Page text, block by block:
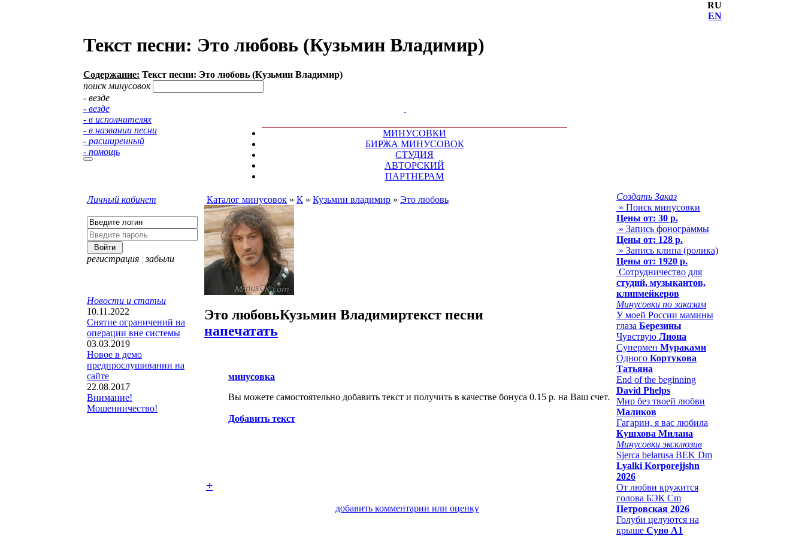
RU
EN
Текст песни: Это любовь (Кузьмин Владимир)
Содержание: Текст песни: Это любовь (Кузьмин Владимир)
поиск минусовок
- везде
- везде
- в исполнителях
- в названии песни
- расширенный
- помощь
МИНУСОВКИ
БИРЖА МИНУСОВОК
СТУДИЯ
АВТОРСКИЙ
ПАРТНЕРАМ
Личный кабинет
регистрация ¦ забыли
Новости и статьи
10.11.2022
Снятие ограничений на
операции вне системы
03.03.2019
Новое в демо
предпрослушивании на
сайте
22.08.2017
Внимание!
Мошенничество!
Каталог минусовок » К » Кузьмин владимир » Это любовь
Это любовьКузьмин Владимиртекст песни
напечатать
минусовка
Вы можете самостоятельно добавить текст и получить в качестве бонуса 0.15 р. на Ваш счет.
Добавить текст
+
добавить комментарии или оценку
Создать Заказ
» Поиск минусовки
Цены от: 30 р.
» Запись фонограммы
Цены от: 128 р.
» Запись клипа (ролика)
Цены от: 1920 р.
Сотрудничество для
студий, музыкантов,
клипмейкеров
Минусовки по заказам
У моей России мамины
глаза Березины
Чувствую Лиона
Супермен Мураками
Одного Кортукова
Татьяна
End of the beginning
David Phelps
Мир без твоей любви
Маликов
Гагарин, я вас любила
Кушхова Милана
Минусовки эксклюзив
Sjerca belarusa BEK Dm
Lyalki Korporejjshn
2026
От любви кружится
голова БЭК Cm
Петровская 2026
Голуби целуются на
крыше Суно А1